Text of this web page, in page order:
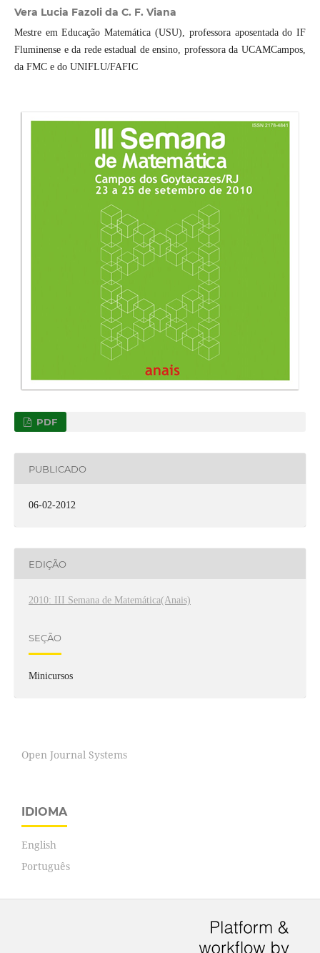
Vera Lucia Fazoli da C. F. Viana
Mestre em Educação Matemática (USU), professora aposentada do IF
Fluminense e da rede estadual de ensino, professora da UCAMCampos,
da FMC e do UNIFLU/FAFIC
PDF
PUBLICADO
06-02-2012
EDIÇÃO
2010: III Semana de Matemática(Anais)
SEÇÃO
Minicursos
Open Journal Systems
IDIOMA
English
Português